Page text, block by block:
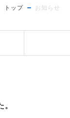
トップ お知らせ